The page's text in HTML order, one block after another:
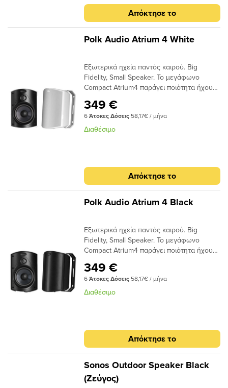
Mounting system
Απόκτησε το
Polk Audio Atrium 4 White
Εξωτερικά ηχεία παντός καιρού. Big
Fidelity, Small Speaker. Το μεγάφωνο
Compact Atrium4 παράγει ποιότητα ήχου
υπέροχο ήχο. 4,5'' Mid/Woofer0,75''
TweeterΑπόκρ. Συχν. 75 Hz-25 kHz
Ευαισθ.: 89 dB. Συν. Ισχύς εν. 10W-80W
349 €
6Άτοκες Δόσεις 58,17€ / μήνα
Διαθέσιμο
Απόκτησε το
Polk Audio Atrium 4 Black
Εξωτερικά ηχεία παντός καιρού. Big
Fidelity, Small Speaker. Το μεγάφωνο
Compact Atrium4 παράγει ποιότητα ήχου
υπέροχο ήχο. 4,5'' Mid/Woofer0,75''
TweeterΑπόκρ. Συχν. 75 Hz-25 kHz
Ευαισθ.: 89 dB. Συν. Ισχύς εν. 10W-80W
349 €
6Άτοκες Δόσεις 58,17€ / μήνα
Διαθέσιμο
Απόκτησε το
Sonos Outdoor Speaker Black
(Ζεύγος)